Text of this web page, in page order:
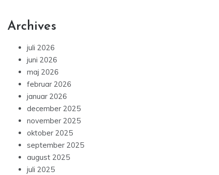
Archives
juli 2026
juni 2026
maj 2026
februar 2026
januar 2026
december 2025
november 2025
oktober 2025
september 2025
august 2025
juli 2025